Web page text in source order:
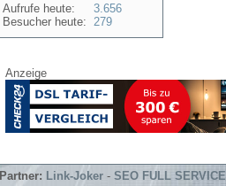
Aufrufe heute:
Besucher heute:
3.656
279
Anzeige
Partner: Link-Joker - SEO FULL SERVICE